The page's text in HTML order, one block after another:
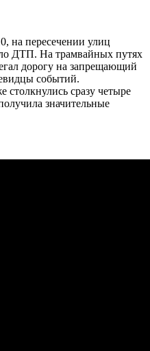
на пересечении улиц
ДТП. На трамвайных путях
дорогу на запрещающий
событий.
столкнулись сразу четыре
значительные